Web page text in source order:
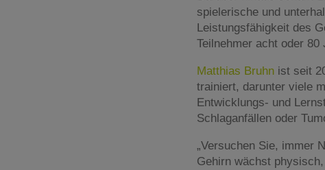
spielerische und
Leistungsfähigkeit des
Teilnehmer acht oder 80
Matthias Bruhn ist seit
trainiert, darunter viele
Entwicklungs- und
Schlaganfällen oder
„Versuchen Sie, immer
Gehirn wächst